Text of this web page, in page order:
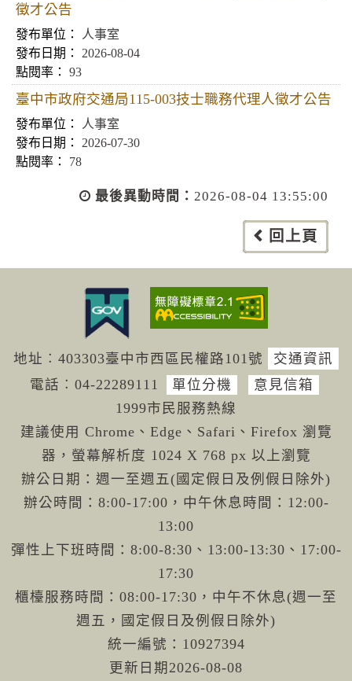
徵才公告
人事室
2026-08-04
93
臺中市政府交通局115-003技士職務代理人徵才公告
人事室
2026-07-30
78
最後異動時間： 2026-08-04 13:55:00
回上頁
地址︰403303臺中市西區民權路101號
交通資訊
電話︰04-22289111 單位分機
意見信箱
1999市民服務熱線
建議使用 Chrome、Edge、Safari、Firefox 瀏覽
器，螢幕解析度 1024 X 768 px 以上瀏覽
辦公日期：週一至週五(國定假日及例假日除外)
辦公時間：8:00-17:00，中午休息時間：12:00-
13:00
彈性上下班時間：8:00-8:30、13:00-13:30、17:00-
17:30
櫃檯服務時間：08:00-17:30，中午不休息(週一至
週五，國定假日及例假日除外)
統一編號：10927394
更新日期 2026-08-08